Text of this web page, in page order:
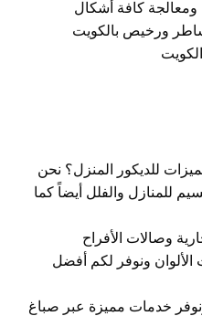
ومعالجة كافة أشكال
ورخيص بالكويت
للديكور المنزل؟ نحن
للمنازل والفلل أيضاً كما
وصالات الأفراح
الألوان ونوفر لكم أفضل
خدمات مميزة عبر صباغ